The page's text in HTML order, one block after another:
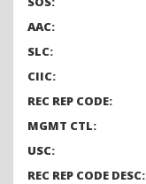
AAC:
SLC:
CIIC:
REC REP CODE:
MGMT CTL:
USC:
REC REP CODE DESC: